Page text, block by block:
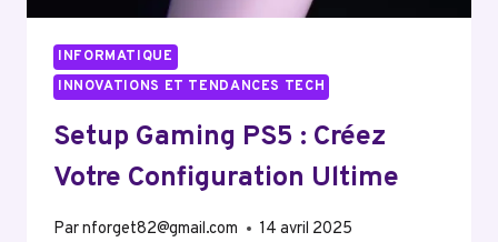
INFORMATIQUE
INNOVATIONS ET TENDANCES TECH
Setup Gaming PS5 : Créez
Votre Configuration Ultime
Parnforget82@gmail.com 14 avril 2025